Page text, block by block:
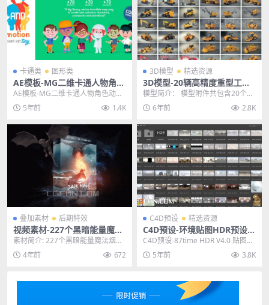
卡通类 图形类
AE模板-MG二维卡通人物角色
动作设计绑定素材模板
AE模板-MG二维卡通人物角色动作
设计绑定素材模板 包含75个已经制
作好的人物角...
5年前 1.4K
3D模型 精选资源
3D模型-20辆高精度重型工程
车辆模型C4D MAX 3DS FBX
OBJ DXF 含贴图材质
模型简介： 模型附件共包含20个重
型工程车辆，重型机械，矿车，货
车，挖掘机，铲车...
6年前 2.8K
叠加素材 后期特效
视频素材-227个黑暗能量魔法
烟雾冲击怪兽法术打斗传送门
4K特效素材
素材简介: 227个黑暗能量魔法烟雾
冲击怪兽法术打斗传送门4K特效素
材，使用和组...
4年前 672
C4D预设 精选资源
C4D预设-环境贴图HDR预设文
件 87time HDR V4.0
C4D预设-87time HDR V4.0 贴图H
DR预设文件 其他推荐： C4...
5年前 3.8K